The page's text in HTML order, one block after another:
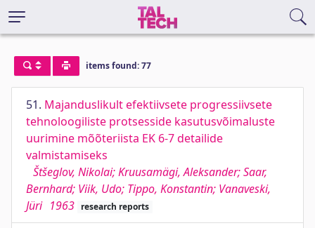
items found: 77
51. Majanduslikult efektiivsete progressiivsete
tehnoloogiliste protsesside kasutusvõimaluste
uurimine mõõteriista EK 6-7 detailide
valmistamiseks
Štšeglov, Nikolai; Kruusamägi, Aleksander; Saar,
Bernhard; Viik, Udo; Tippo, Konstantin; Vanaveski,
Jüri 1963 research reports